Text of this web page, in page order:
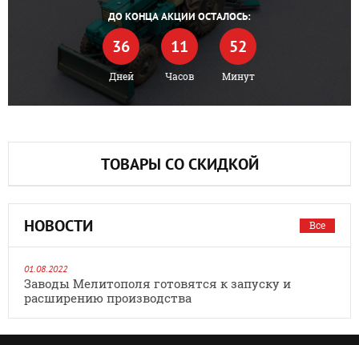
ДО КОНЦА АКЦИИ ОСТАЛОСЬ:
36
Дней
11
Часов
52
Минут
ТОВАРЫ СО СКИДКОЙ
НОВОСТИ Все
01.08.2022
Заводы Мелитополя готовятся к запуску и
расширению производства